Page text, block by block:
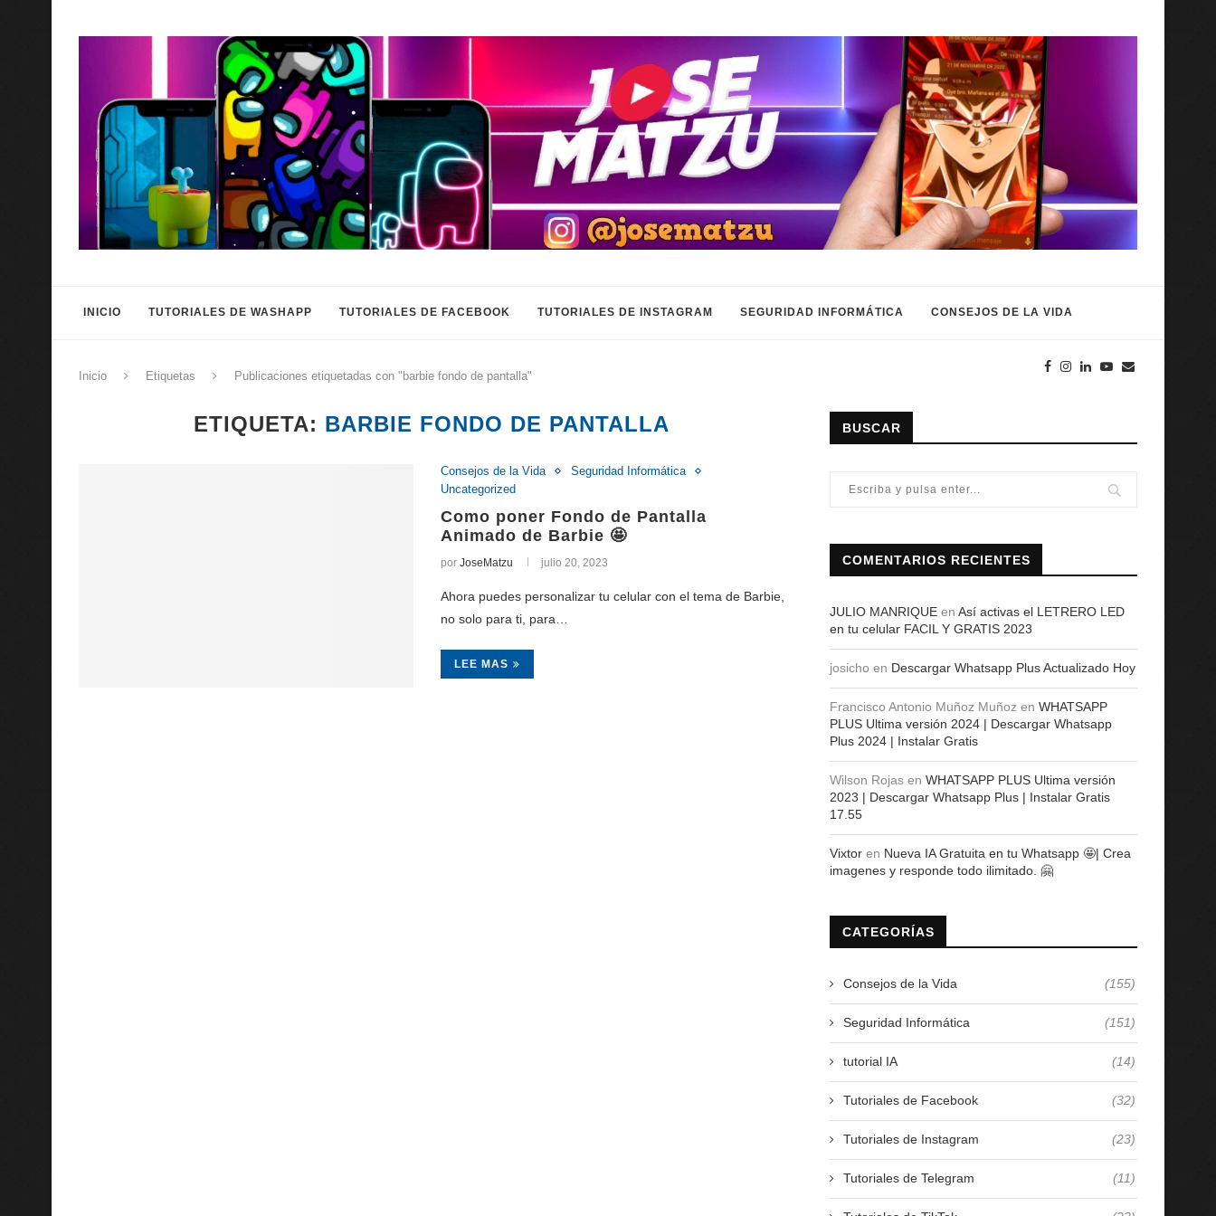
INICIO TUTORIALES DE WASHAPP TUTORIALES DE FACEBOOK TUTORIALES DE INSTAGRAM SEGURIDAD INFORMÁTICA CONSEJOS DE LA VIDA
Inicio Etiquetas Publicaciones etiquetadas con "barbie fondo de pantalla"
ETIQUETA: BARBIE FONDO DE PANTALLA
Consejos de la Vida
Seguridad Informática
Uncategorized
Como poner Fondo de Pantalla
Animado de Barbie 🤩
por JoseMatzu julio 20, 2023
Ahora puedes personalizar tu celular con el tema de Barbie,
no solo para ti, para…
LEE MAS
BUSCAR
COMENTARIOS RECIENTES
JULIO MANRIQUE en Así activas el LETRERO LED
en tu celular FACIL Y GRATIS 2023
josicho en Descargar Whatsapp Plus Actualizado Hoy
Francisco Antonio Muñoz Muñoz en WHATSAPP
PLUS Ultima versión 2024 | Descargar Whatsapp
Plus 2024 | Instalar Gratis
Wilson Rojas en WHATSAPP PLUS Ultima versión
2023 | Descargar Whatsapp Plus | Instalar Gratis
17.55
Vixtor en Nueva IA Gratuita en tu Whatsapp 🤩| Crea
imagenes y responde todo ilimitado. 🤗
CATEGORÍAS
Consejos de la Vida (155)
Seguridad Informática (151)
tutorial IA (14)
Tutoriales de Facebook (32)
Tutoriales de Instagram (23)
Tutoriales de Telegram (11)